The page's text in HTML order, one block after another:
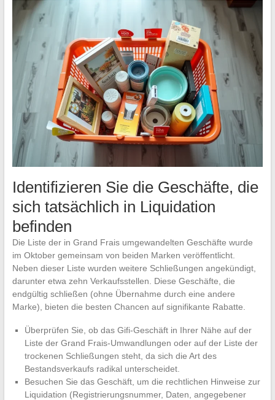
Identifizieren Sie die Geschäfte, die
sich tatsächlich in Liquidation
befinden
Die Liste der in Grand Frais umgewandelten Geschäfte wurde
im Oktober gemeinsam von beiden Marken veröffentlicht.
Neben dieser Liste wurden weitere Schließungen angekündigt,
darunter etwa zehn Verkaufsstellen. Diese Geschäfte, die
endgültig schließen (ohne Übernahme durch eine andere
Marke), bieten die besten Chancen auf signifikante Rabatte.
Überprüfen Sie, ob das Gifi-Geschäft in Ihrer Nähe auf der
Liste der Grand Frais-Umwandlungen oder auf der Liste der
trockenen Schließungen steht, da sich die Art des
Bestandsverkaufs radikal unterscheidet.
Besuchen Sie das Geschäft, um die rechtlichen Hinweise zur
Liquidation (Registrierungsnummer, Daten, angegebener